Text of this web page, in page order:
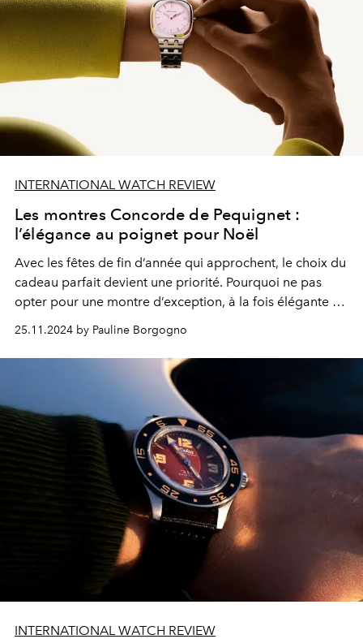
INTERNATIONAL WATCH REVIEW
Les montres Concorde de Pequignet :
l’élégance au poignet pour Noël
Avec les fêtes de fin d’année qui approchent, le choix du
cadeau parfait devient une priorité. Pourquoi ne pas
opter pour une montre d’exception, à la fois élégante et
25.11.2024 by Pauline Borgogno
INTERNATIONAL WATCH REVIEW